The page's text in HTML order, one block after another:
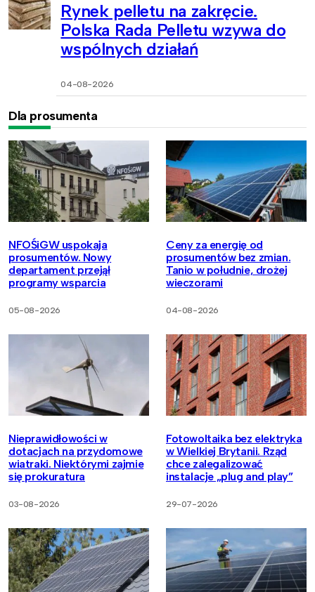
Rynek pelletu na zakręcie.
Polska Rada Pelletu wzywa do
wspólnych działań
04-08-2026
Dla prosumenta
NFOŚiGW uspokaja
prosumentów. Nowy
departament przejął
programy wsparcia
05-08-2026
Ceny za energię od
prosumentów bez zmian.
Tanio w południe, drożej
wieczorami
04-08-2026
Nieprawidłowości w
dotacjach na przydomowe
wiatraki. Niektórymi zajmie
się prokuratura
03-08-2026
Fotowoltaika bez elektryka
w Wielkiej Brytanii. Rząd
chce zalegalizować
instalacje „plug and play”
29-07-2026